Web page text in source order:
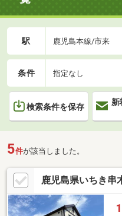
駅 鹿児島本線/市来
条件 指定なし
検索条件を保存
新
5件が該当しました。
鹿児島県いちき串